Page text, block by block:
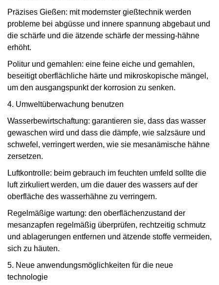
Präzises Gießen: mit modernster gießtechnik werden
probleme bei abgüsse und innere spannung abgebaut und
die schärfe und die ätzende schärfe der messing-hähne
erhöht.
Politur und gemahlen: eine feine eiche und gemahlen,
beseitigt oberflächliche härte und mikroskopische mängel,
um den ausgangspunkt der korrosion zu senken.
4. Umweltüberwachung benutzen
Wasserbewirtschaftung: garantieren sie, dass das wasser
gewaschen wird und dass die dämpfe, wie salzsäure und
schwefel, verringert werden, wie sie mesanämische hähne
zersetzen.
Luftkontrolle: beim gebrauch im feuchten umfeld sollte die
luft zirkuliert werden, um die dauer des wassers auf der
oberfläche des wasserhähne zu verringern.
Regelmäßige wartung: den oberflächenzustand der
mesanzapfen regelmäßig überprüfen, rechtzeitig schmutz
und ablagerungen entfernen und ätzende stoffe vermeiden,
sich zu häuten.
5. Neue anwendungsmöglichkeiten für die neue
technologie